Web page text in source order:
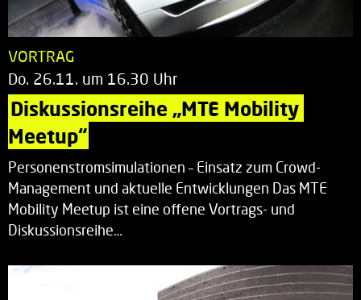
VORTRAG
Do. 26.11. um 16.30 Uhr
Diskussionsreihe „MTE Mobility
Meetup“
Personenstromsimulationen – Einsatz zum Crowd-
Management und aktuelle Entwicklungen Das MTE
Mobility Meetup ist eine offene Vortrags- und
Diskussionsreihe…